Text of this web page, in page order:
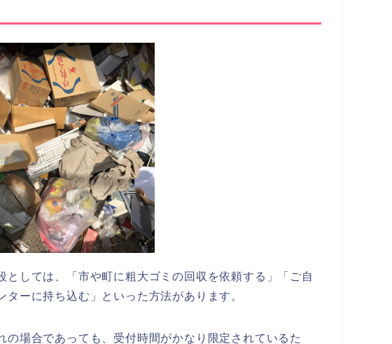
としては、「市や町に粗大ゴミの回収を依頼する」「ご自
ーに持ち込む」といった方法があります。
の場合であっても、受付時間がかなり限定されているた